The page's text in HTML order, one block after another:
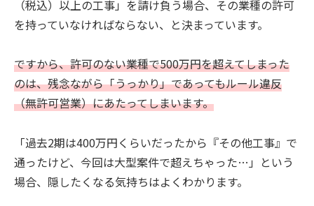
（税込）以上の工事」を請け負う場合、その業種の許可
を持っていなければならない、と決まっています。
ですから、許可のない業種で500万円を超えてしまった
のは、残念ながら「うっかり」であってもルール違反
（無許可営業）にあたってしまいます。
「過去2期は400万円くらいだったから『その他工事』で
通ったけど、今回は大型案件で超えちゃった…」という
場合、隠したくなる気持ちはよくわかります。